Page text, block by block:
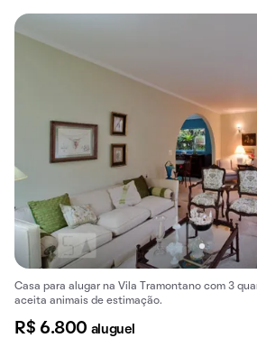
Casa para alugar na Vila Tramontano com 3
aceita animais de estimação.
R$ 6.800 aluguel